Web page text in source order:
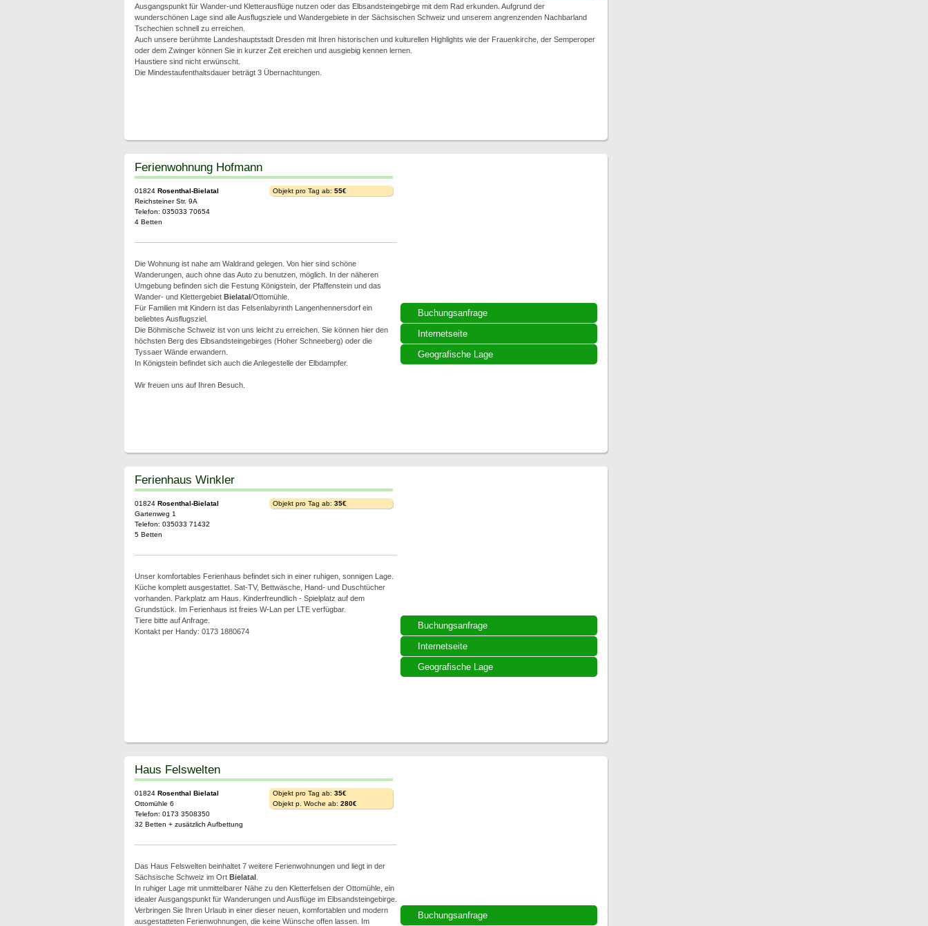
Ausgangspunkt für Wander-und Kletterausflüge nutzen oder das Elbsandsteingebirge mit dem Rad erkunden. Aufgrund der
wunderschönen Lage sind alle Ausflugsziele und Wandergebiete in der Sächsischen Schweiz und unserem angrenzenden Nachbarland
Tschechien schnell zu erreichen.
Auch unsere berühmte Landeshauptstadt Dresden mit Ihren historischen und kulturellen Highlights wie der Frauenkirche, der Semperoper
oder dem Zwinger können Sie in kurzer Zeit ereichen und ausgiebig kennen lernen.
Haustiere sind nicht erwünscht.
Die Mindestaufenthaltsdauer beträgt 3 Übernachtungen.
Buchungsanfrage
Internetseite
Geografische Lage
Ferienwohnung Hofmann
01824 Rosenthal-Bielatal
Reichsteiner Str. 9A
Telefon: 035033 70654
4 Betten
Objekt pro Tag ab: 55€
Die Wohnung ist nahe am Waldrand gelegen. Von hier sind schöne
Wanderungen, auch ohne das Auto zu benutzen, möglich. In der näheren
Umgebung befinden sich die Festung Königstein, der Pfaffenstein und das
Wander- und Klettergebiet Bielatal/Ottomühle.
Für Familien mit Kindern ist das Felsenlabyrinth Langenhennersdorf ein
beliebtes Ausflugsziel.
Die Böhmische Schweiz ist von uns leicht zu erreichen. Sie können hier den
höchsten Berg des Elbsandsteingebirges (Hoher Schneeberg) oder die
Tyssaer Wände erwandern.
In Königstein befindet sich auch die Anlegestelle der Elbdampfer.
Wir freuen uns auf Ihren Besuch.
Buchungsanfrage
Internetseite
Geografische Lage
Ferienhaus Winkler
01824 Rosenthal-Bielatal
Gartenweg 1
Telefon: 035033 71432
5 Betten
Objekt pro Tag ab: 35€
Unser komfortables Ferienhaus befindet sich in einer ruhigen, sonnigen Lage.
Küche komplett ausgestattet. Sat-TV, Bettwäsche, Hand- und Duschtücher
vorhanden. Parkplatz am Haus. Kinderfreundlich - Spielplatz auf dem
Grundstück. Im Ferienhaus ist freies W-Lan per LTE verfügbar.
Tiere bitte auf Anfrage.
Kontakt per Handy: 0173 1880674
Buchungsanfrage
Haus Felswelten
01824 Rosenthal Bielatal
Ottomühle 6
Telefon: 0173 3508350
32 Betten + zusätzlich Aufbettung
Objekt pro Tag ab: 35€
Objekt p. Woche ab: 280€
Das Haus Felswelten beinhaltet 7 weitere Ferienwohnungen und liegt in der
Sächsische Schweiz im Ort Bielatal.
In ruhiger Lage mit unmittelbarer Nähe zu den Kletterfelsen der Ottomühle, ein
idealer Ausgangspunkt für Wanderungen und Ausflüge im Elbsandsteingebirge.
Verbringen Sie Ihren Urlaub in einer dieser neuen, komfortablen und modern
ausgestatteten Ferienwohnungen, die keine Wünsche offen lassen. Im